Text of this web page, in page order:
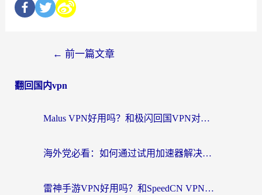
← 前一篇文章
翻回国内vpn
Malus VPN好用吗？和极闪回国VPN对比哪个回国效果更好？海外党亲测3款加速器+避坑指南
海外党必看：如何通过试用加速器解决国内APP地区限制？附2026最新对比测评
雷神手游VPN好用吗？和SpeedCN VPN对比哪个回国效果更好？海外党亲测3款加速器+避坑指南